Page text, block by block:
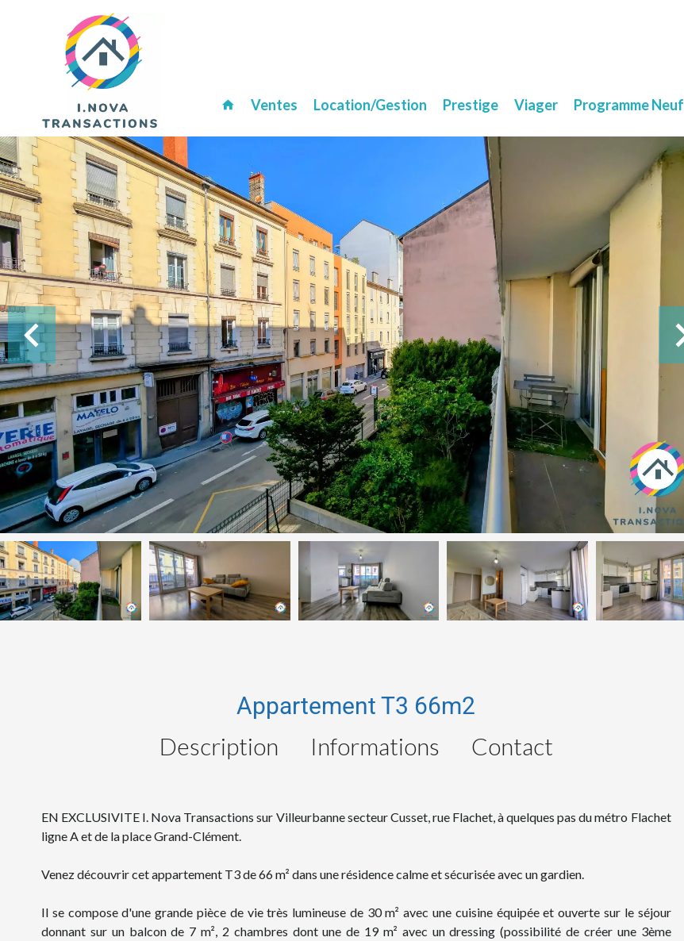
Ventes Location/Gestion Prestige Viager Programme Neuf
Appartement T3 66m2
Description Informations Contact
EN EXCLUSIVITE I. Nova Transactions sur Villeurbanne secteur Cusset, rue Flachet, à quelques pas du métro Flachet
ligne A et de la place Grand-Clément.
Venez découvrir cet appartement T3 de 66 m² dans une résidence calme et sécurisée avec un gardien.
Il se compose d'une grande pièce de vie très lumineuse de 30 m² avec une cuisine équipée et ouverte sur le séjour
donnant sur un balcon de 7 m², 2 chambres dont une de 19 m² avec un dressing (possibilité de créer une 3ème